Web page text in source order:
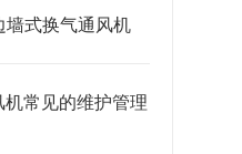
墙式换气通风机
常见的维护管理